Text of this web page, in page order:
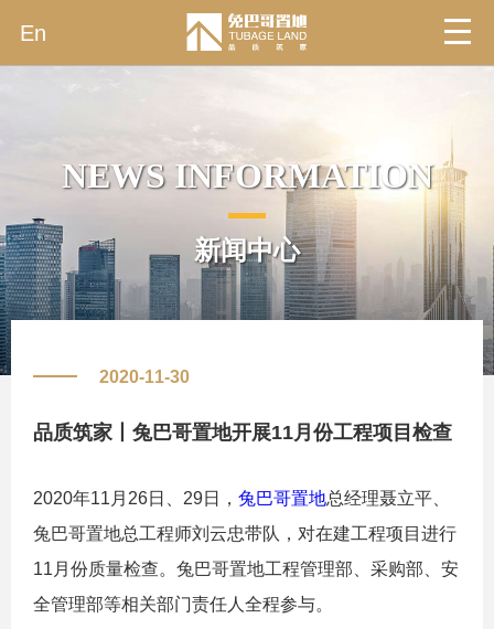
En
NEWS INFORMATION
新闻中心
2020-11-30
品质筑家丨兔巴哥置地开展11月份工程项目检查
2020年11月26日、29日， 兔巴哥置地总经理聂立平、
兔巴哥置地总工程师刘云忠带队，对在建工程项目进行
11月份质量检查。兔巴哥置地工程管理部、采购部、安
全管理部等相关部门责任人全程参与。